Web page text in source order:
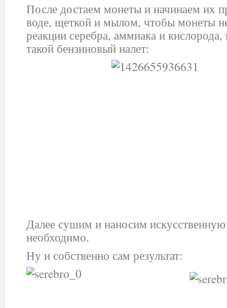
После достаем монеты и начинаем их
воде, щеткой и мылом, чтобы монеты
реакции серебра, аммиака и
такой бензиновый налет:
Далее сушим и наносим
необходимо.
Ну и собственно сам результат: